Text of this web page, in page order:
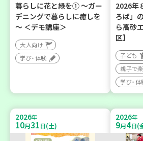
暮らしに花と緑を① ～ガー
デニングで暮らしに癒しを
～ ＜デモ講座＞
大人向け
学び・体験
2026年
ろば」
ら高砂
区】
子ども
親子で
学び・体
2026年
10月31日(土)
2026年
9月4日(